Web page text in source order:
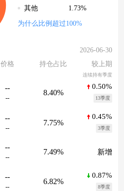
其他
1.73%
为什么比例超过100%
2026-06-30
价格 持仓占比 较上期
连续持有季度
--
--
8.40%
0.50%
13季度
--
--
7.75%
0.45%
3季度
--
--
7.49% 新增
--
--
6.82%
0.87%
8季度